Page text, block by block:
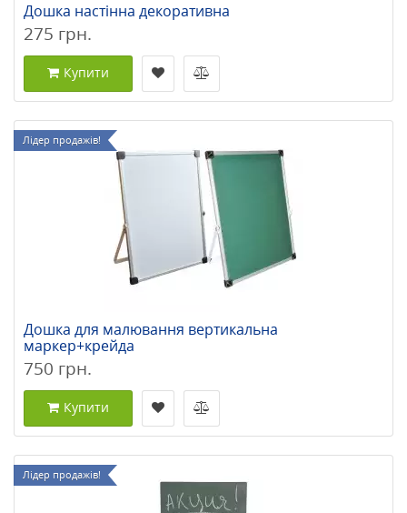
Дошка настінна декоративна
275 грн.
Купити
Лідер продажів!
Дошка для малювання вертикальна
маркер+крейда
750 грн.
Купити
Лідер продажів!